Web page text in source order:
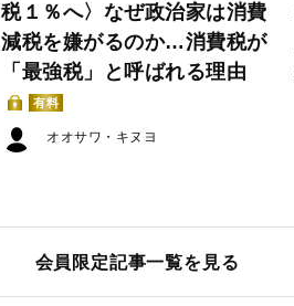
税１％へ〉なぜ政治家は消費
減税を嫌がるのか…消費税が
「最強税」と呼ばれる理由
有料
オオサワ・キヌヨ
会員限定記事一覧を見る